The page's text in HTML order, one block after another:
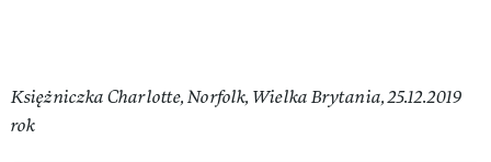
Księżniczka Charlotte, Norfolk, Wielka Brytania, 25.12.2019
rok